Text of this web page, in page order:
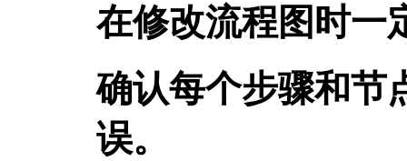
在修改流程图时一
确认每个步骤和节
误。